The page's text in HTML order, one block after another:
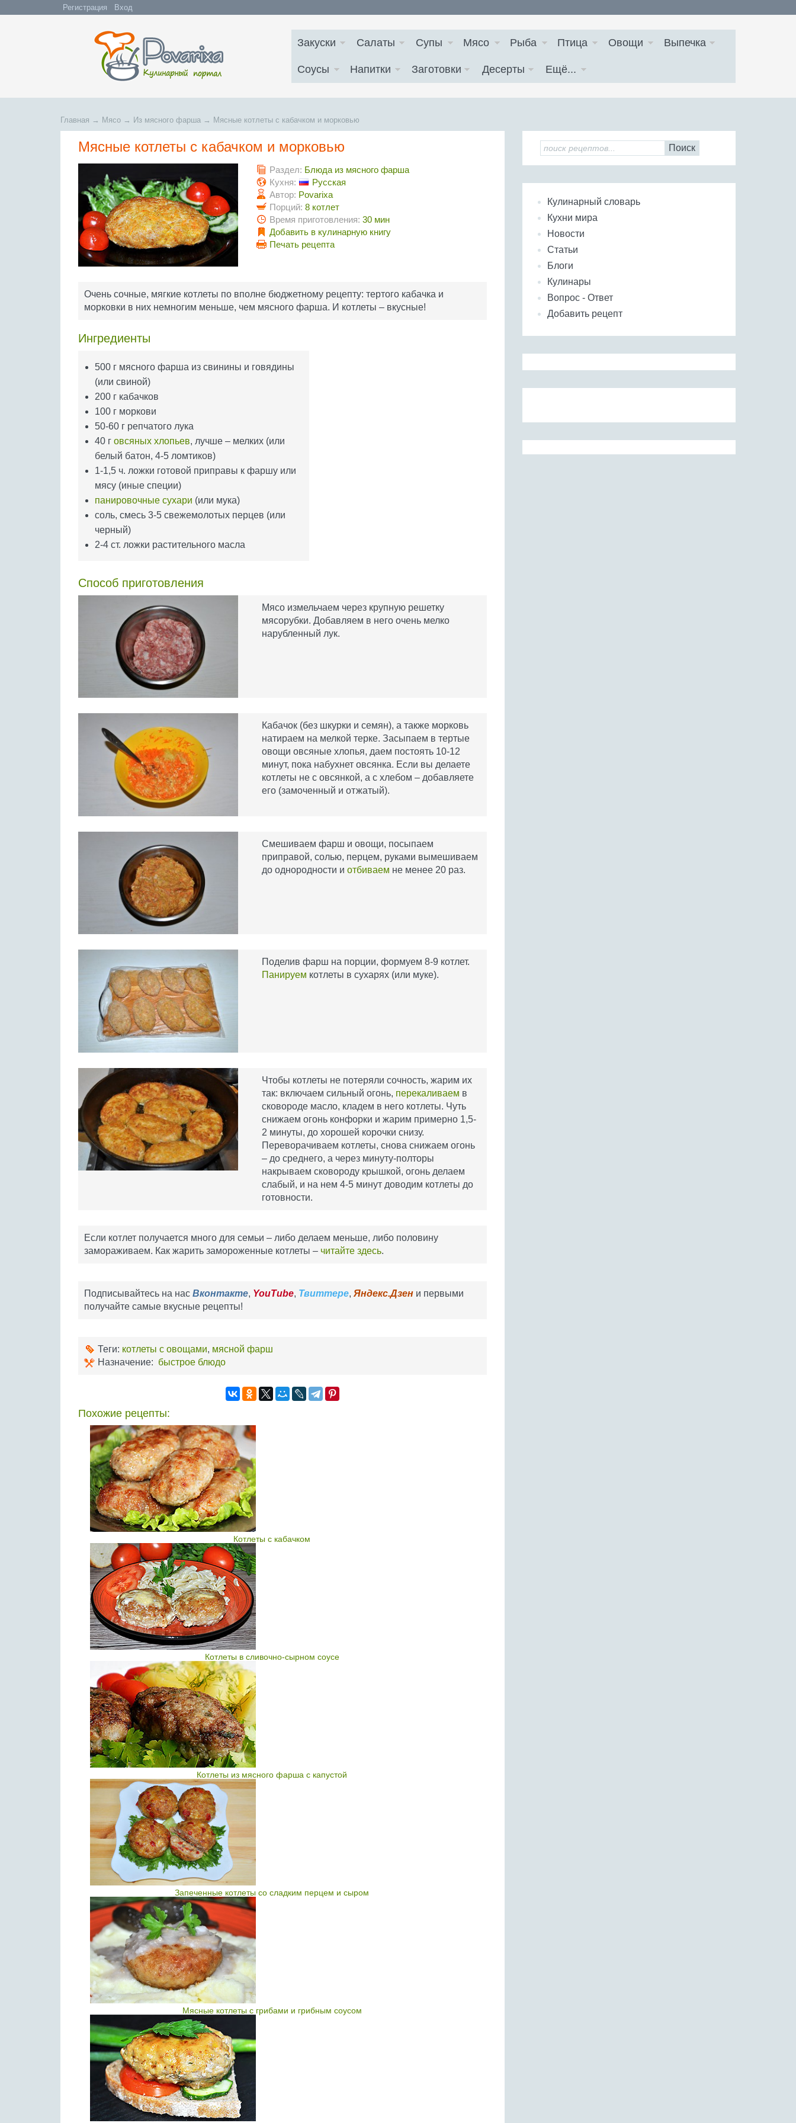
Регистрация Вход
Закуски Салаты Супы Мясо Рыба Птица Овощи Выпечка
Соусы Напитки Заготовки Десерты Ещё...
Главная → Мясо → Из мясного фарша → Мясные котлеты с кабачком и морковью
Мясные котлеты с кабачком и морковью
Раздел: Блюда из мясного фарша
Кухня:
Русская
Автор: Povarixa
Порций: 8 котлет
Время приготовления: 30 мин
Добавить в кулинарную книгу
Печать рецепта
Очень сочные, мягкие котлеты по вполне бюджетному рецепту: тертого кабачка и
морковки в них немногим меньше, чем мясного фарша. И котлеты – вкусные!
Ингредиенты
500 г мясного фарша из свинины и говядины
(или свиной)
200 г кабачков
100 г моркови
50-60 г репчатого лука
40 г овсяных хлопьев, лучше – мелких (или
белый батон, 4-5 ломтиков)
1-1,5 ч. ложки готовой приправы к фаршу или
мясу (иные специи)
панировочные сухари (или мука)
соль, смесь 3-5 свежемолотых перцев (или
черный)
2-4 ст. ложки растительного масла
Способ приготовления
Мясо измельчаем через крупную решетку
мясорубки. Добавляем в него очень мелко
нарубленный лук.
Кабачок (без шкурки и семян), а также морковь
натираем на мелкой терке. Засыпаем в тертые
овощи овсяные хлопья, даем постоять 10-12
минут, пока набухнет овсянка. Если вы делаете
котлеты не с овсянкой, а с хлебом – добавляете
его (замоченный и отжатый).
Смешиваем фарш и овощи, посыпаем
приправой, солью, перцем, руками вымешиваем
до однородности и отбиваем не менее 20 раз.
Поделив фарш на порции, формуем 8-9 котлет.
Панируем котлеты в сухарях (или муке).
Чтобы котлеты не потеряли сочность, жарим их
так: включаем сильный огонь, перекаливаем в
сковороде масло, кладем в него котлеты. Чуть
снижаем огонь конфорки и жарим примерно 1,5-
2 минуты, до хорошей корочки снизу.
Переворачиваем котлеты, снова снижаем огонь
– до среднего, а через минуту-полторы
накрываем сковороду крышкой, огонь делаем
слабый, и на нем 4-5 минут доводим котлеты до
готовности.
Если котлет получается много для семьи – либо делаем меньше, либо половину
замораживаем. Как жарить замороженные котлеты – читайте здесь.
Подписывайтесь на нас Вконтакте, YouTube, Твиттере, Яндекс.Дзен и первыми
получайте самые вкусные рецепты!
Теги: котлеты с овощами, мясной фарш
Назначение: быстрое блюдо
Похожие рецепты:
Котлеты с кабачком
Котлеты в сливочно-сырном соусе
Котлеты из мясного фарша с капустой
Запеченные котлеты со сладким перцем и сыром
Мясные котлеты с грибами и грибным соусом
Поиск
Кулинарный словарь
Кухни мира
Новости
Статьи
Блоги
Кулинары
Вопрос - Ответ
Добавить рецепт